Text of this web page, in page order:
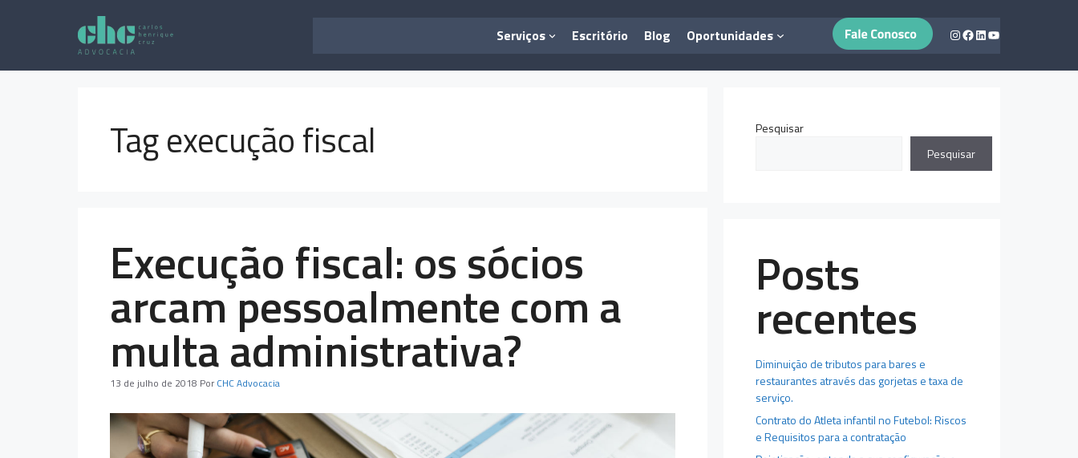
Serviços Escritório Blog Oportunidades Instagram
Facebook
LinkedIn
Youtube
Tag execução fiscal
Execução fiscal: os sócios
arcam pessoalmente com a
multa administrativa?
13 de julho de 2018 Por CHC Advocacia
Pesquisar
Pesquisar
Posts
recentes
Diminuição de tributos para bares e
restaurantes através das gorjetas e taxa de
serviço.
Contrato do Atleta infantil no Futebol: Riscos
e Requisitos para a contratação